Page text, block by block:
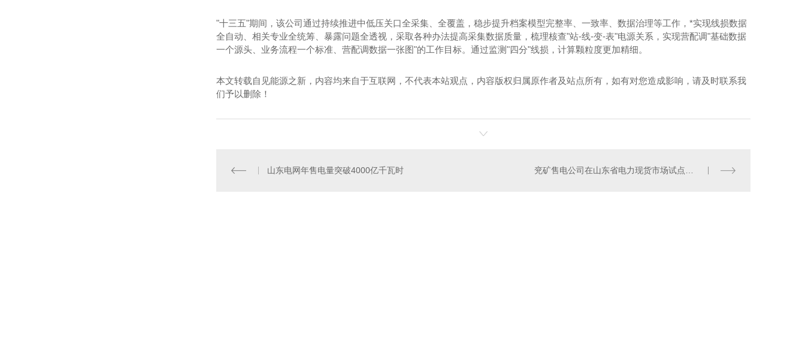
"十三五"期间，该公司通过持续推进中低压关口全采集、全覆盖，稳步提升档案模型完整率、一致率、数据治理等工作，*实现线损数据
全自动、相关专业全统筹、暴露问题全透视，采取各种办法提高采集数据质量，梳理核查"站-线-变-表"电源关系，实现营配调"基础数据
一个源头、业务流程一个标准、营配调数据一张图"的工作目标。通过监测"四分"线损，计算颗粒度更加精细。
本文转载自见能源之新，内容均来自于互联网，不代表本站观点，内容版权归属原作者及站点所有，如有对您造成影响，请及时联系我
们予以删除！
山东电网年售电量突破4000亿千瓦时 兖矿售电公司在山东省电力现货市场试点中创造价值